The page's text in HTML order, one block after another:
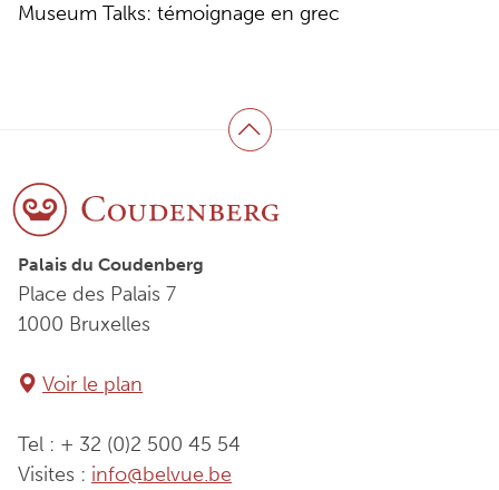
Museum Talks: témoignage en grec
Haut de page
Palais du Coudenberg
Place des Palais 7
1000 Bruxelles
Voir le plan
Tel : + 32 (0)2 500 45 54
Visites : info@belvue.be